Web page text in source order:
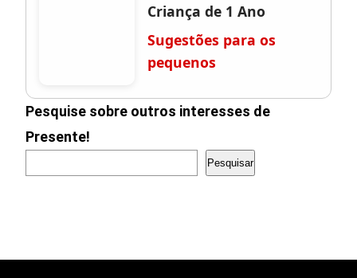
Criança de 1 Ano
Sugestões para os
pequenos
Pesquise sobre outros interesses de
Presente!
Pesquisar